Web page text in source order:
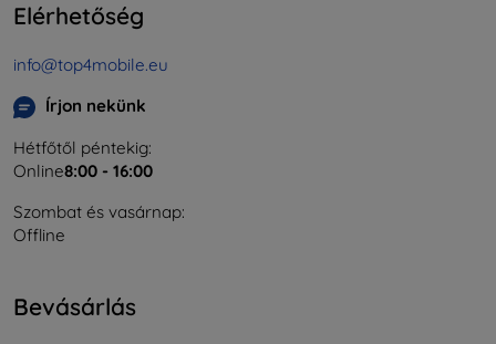
Elérhetőség
info@top4mobile.eu
Írjon nekünk
Hétfőtől péntekig:
Online8:00 - 16:00
Szombat és vasárnap:
Offline
Bevásárlás